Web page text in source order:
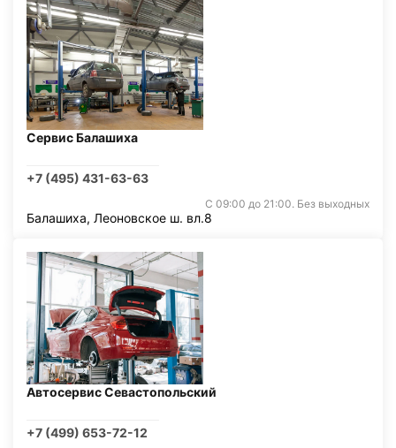
Сервис Балашиха
+7 (495) 431-63-63
С 09:00 до 21:00. Без выходных
Балашиха, Леоновское ш. вл.8
Автосервис Севастопольский
+7 (499) 653-72-12